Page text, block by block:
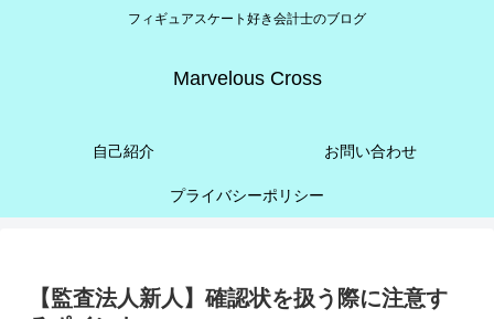
フィギュアスケート好き会計士のブログ
Marvelous Cross
自己紹介 お問い合わせ
プライバシーポリシー
【監査法人新人】確認状を扱う際に注意す